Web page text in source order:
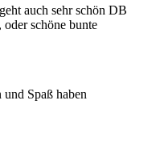
auch sehr schön DB
schöne bunte
Spaß haben